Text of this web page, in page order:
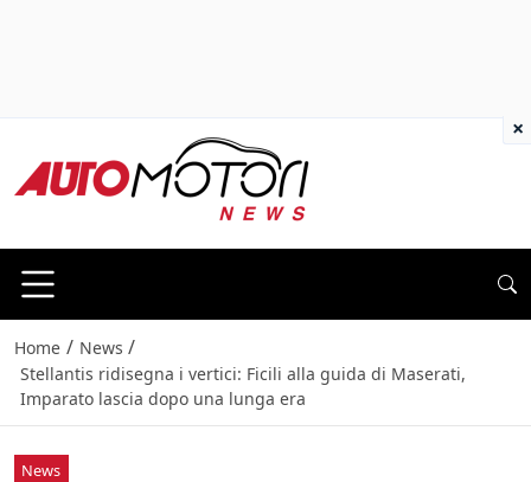
Home / News /
Stellantis ridisegna i vertici: Ficili alla guida di Maserati,
Imparato lascia dopo una lunga era
News
×